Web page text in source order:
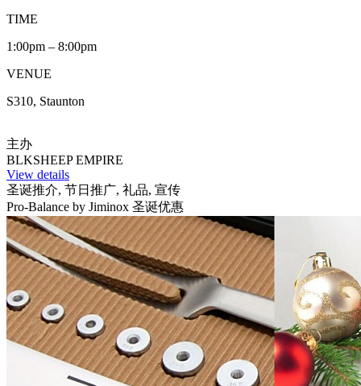
TIME
1:00pm – 8:00pm
VENUE
S310, Staunton
主办
BLKSHEEP EMPIRE
View details
圣诞推介, 节日推广, 礼品, 宣传
Pro-Balance by Jiminox 圣诞优惠